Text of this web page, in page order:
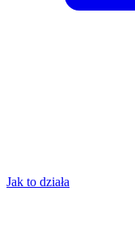
Jak to działa